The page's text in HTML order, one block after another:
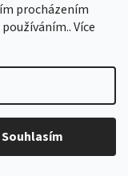
procházením
Více
Souhlasím